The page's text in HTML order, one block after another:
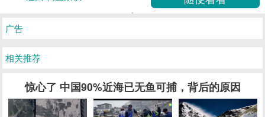
广告
相关推荐
惊心了 中国90%近海已无鱼可捕，背后的原因